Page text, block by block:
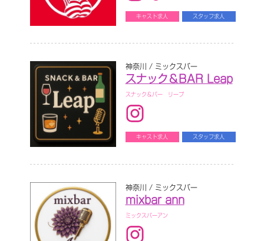
キャスト求人 スタッフ求人
神奈川 / ミックスバー
スナック＆BAR Leap
スナック＆バー リープ
キャスト求人 スタッフ求人
神奈川 / ミックスバー
mixbar ann
ミックスバーアン